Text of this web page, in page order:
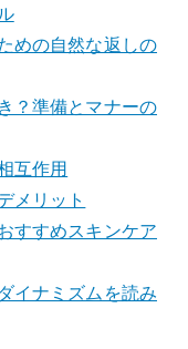
めの自然な返しの
？準備とマナーの
互作用
メリット
すすめスキンケア
イナミズムを読み